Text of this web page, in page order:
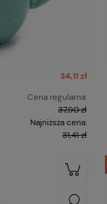
34,11 zł
Cena regularna:
37,90 zł
Najniższa cena:
31,41 zł